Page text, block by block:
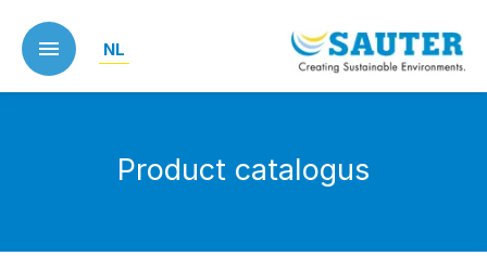
main
content
NL
Product catalogus